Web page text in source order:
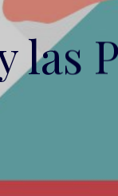
las